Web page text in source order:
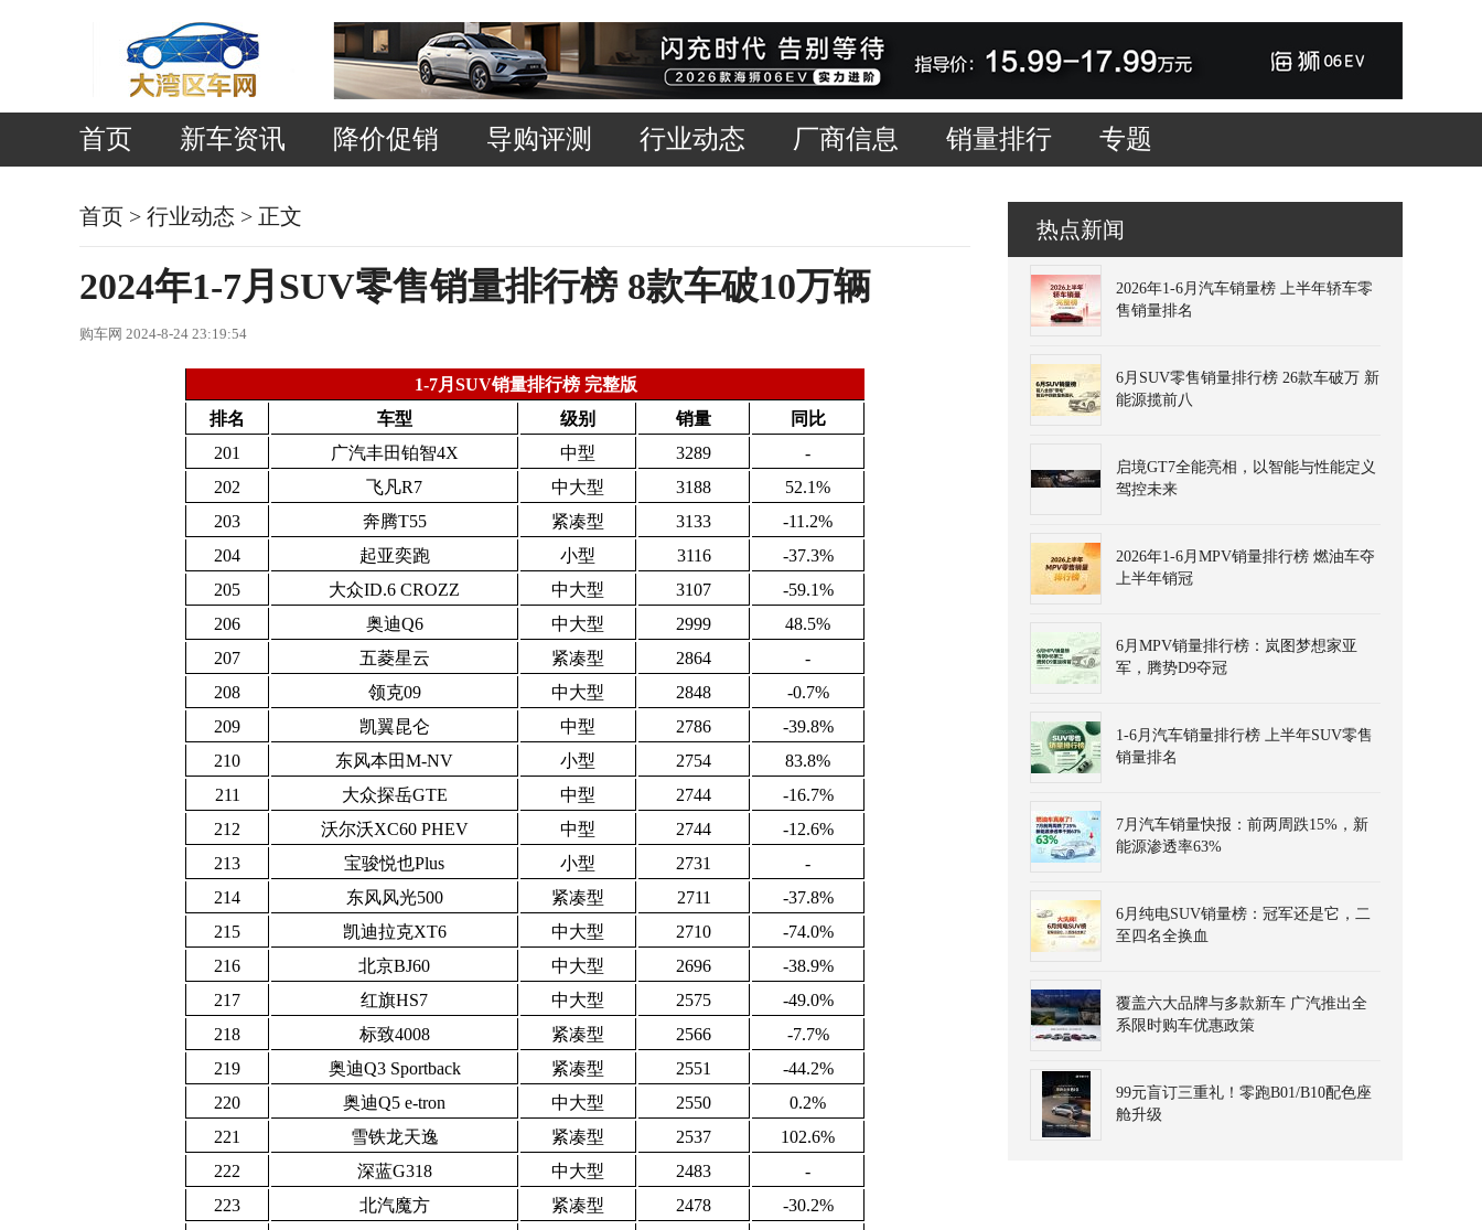
首页 新车资讯 降价促销 导购评测 行业动态 厂商信息 销量排行 专题
首页 > 行业动态 > 正文
2024年1-7月SUV零售销量排行榜 8款车破10万辆
购车网 2024-8-24 23:19:54
1-7月SUV销量排行榜 完整版
排名
车型 级别 销量
同比
201
广汽丰田铂智4X 中型 3289
-
202
飞凡R7 中大型 3188
52.1%
203
奔腾T55 紧凑型 3133
-11.2%
204
起亚奕跑 小型 3116
-37.3%
205
大众ID.6 CROZZ 中大型 3107
-59.1%
206
奥迪Q6 中大型 2999
48.5%
207
五菱星云 紧凑型 2864
-
208
领克09 中大型 2848
-0.7%
209
凯翼昆仑 中型 2786
-39.8%
210
东风本田M-NV 小型 2754
83.8%
211
大众探岳GTE 中型 2744
-16.7%
212
沃尔沃XC60 PHEV 中型 2744
-12.6%
213
宝骏悦也Plus 小型 2731
-
214
东风风光500 紧凑型 2711
-37.8%
215
凯迪拉克XT6 中大型 2710
-74.0%
216
北京BJ60 中大型 2696
-38.9%
217
红旗HS7 中大型 2575
-49.0%
218
标致4008 紧凑型 2566
-7.7%
219
奥迪Q3 Sportback 紧凑型 2551
-44.2%
220
奥迪Q5 e-tron 中大型 2550
0.2%
221
雪铁龙天逸 紧凑型 2537
102.6%
222
深蓝G318 中大型 2483
-
223
北汽魔方 紧凑型 2478
-30.2%
热点新闻
2026年1-6月汽车销量榜 上半年轿车零
售销量排名
6月SUV零售销量排行榜 26款车破万 新
能源揽前八
启境GT7全能亮相，以智能与性能定义
驾控未来
2026年1-6月MPV销量排行榜 燃油车夺
上半年销冠
6月MPV销量排行榜：岚图梦想家亚
军，腾势D9夺冠
1-6月汽车销量排行榜 上半年SUV零售
销量排名
7月汽车销量快报：前两周跌15%，新
能源渗透率63%
6月纯电SUV销量榜：冠军还是它，二
至四名全换血
覆盖六大品牌与多款新车 广汽推出全
系限时购车优惠政策
99元盲订三重礼！零跑B01/B10配色座
舱升级